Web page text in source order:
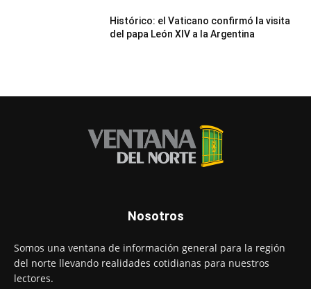
Histórico: el Vaticano confirmó la visita
del papa León XIV a la Argentina
Nosotros
Somos una ventana de información general para la región
del norte llevando realidades cotidianas para nuestros
lectores.